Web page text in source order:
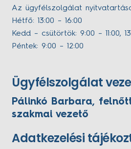
Az ügyfélszolgálat
Hétfő: 13:00 – 16:00
Kedd – csütörtök: 9:00 – 11:00,
Péntek: 9:00 – 12:00
Ügyfélszolgálat
Pálinkó Barbara,
szakmai vezető
Adatkezelési